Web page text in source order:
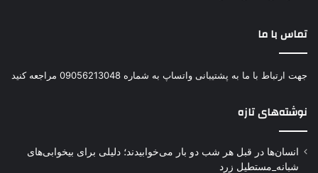
تماس با ما
جهت ارتباط با ما به پشتیبانی واتساپ به شماره 09056213048 مراجعه کنید
نوشته‌های تازه
انسان‌ها در قبل هر شب دو بار می‌خوابیدند؛ دلیلی برای بیخوابی‌های
شبانه_مستطیل زرد